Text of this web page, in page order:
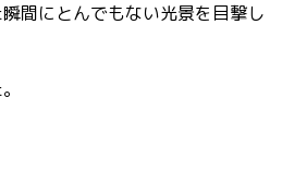
間にとんでもない光景を目撃し